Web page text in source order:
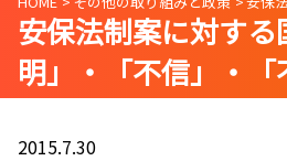
安保法制案に対す
明」・「不信」・
安倍総理に質問
2015.7.30